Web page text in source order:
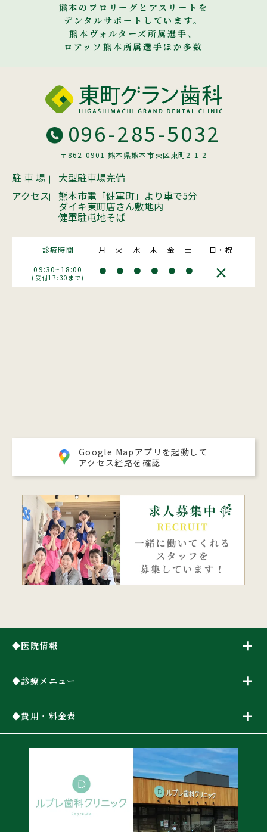
熊本のプロリーグとアスリートを
デンタルサポートしています。
熊本ヴォルターズ所属選手、
ロアッソ熊本所属選手ほか多数
096-285-5032
〒862-0901 熊本県熊本市東区東町2-1-2
駐 車 場
大型駐車場完備
アクセス
熊本市電「健軍町」より車で5分
ダイキ東町店さん敷地内
健軍駐屯地そば
診療時間 月 火 水 木 金 土
日・祝
09:30~18:00
(受付17:30まで)
● ● ● ● ● ● ×
Google Mapアプリを起動して
アクセス経路を確認
医院情報
診療メニュー
費用・料金表